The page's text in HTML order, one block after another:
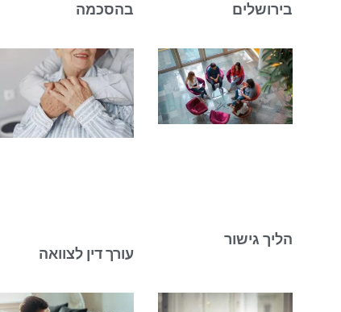
בירושלים
בהסכמה
הליך גישור
עורך דין לצוואה